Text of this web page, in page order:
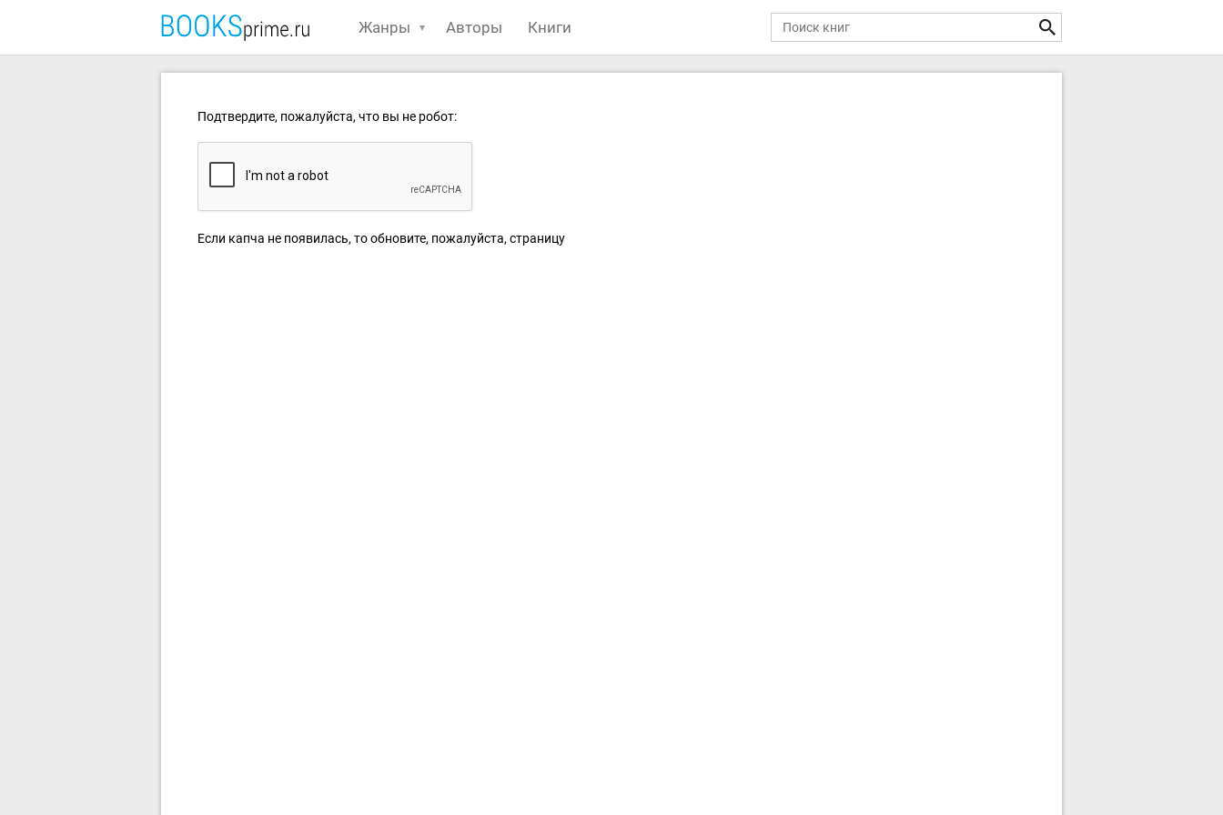
Жанры Авторы Книги
Подтвердите, пожалуйста, что вы не робот:
Если капча не появилась, то обновите, пожалуйста, страницу